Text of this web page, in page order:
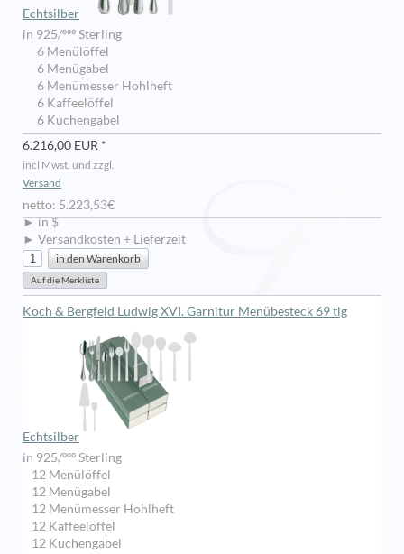
Echtsilber
in 925/ººº Sterling
6 Menülöffel
6 Menügabel
6 Menümesser Hohlheft
6 Kaffeelöffel
6 Kuchengabel
6.216,00 EUR *
incl Mwst. und zzgl.
Versand
netto: 5.223,53€
► in $
► Versandkosten + Lieferzeit
Koch & Bergfeld Ludwig XVI. Garnitur Menübesteck 69 tlg
Echtsilber
in 925/ººº Sterling
12 Menülöffel
12 Menügabel
12 Menümesser Hohlheft
12 Kaffeelöffel
12 Kuchengabel